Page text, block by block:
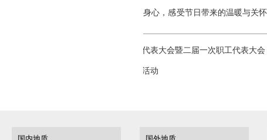
仅缓解了中心女职工的精神压力、放松身心，感受节日带来的温暖与
荐软件app排名召开二届一次工会会员代表大会暨二届一次职工代表大会
荐软件app排名组织退休同志春游踏青活动